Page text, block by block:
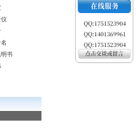
书